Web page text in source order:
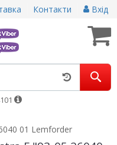
Контакти Вхід
01 Lemforder